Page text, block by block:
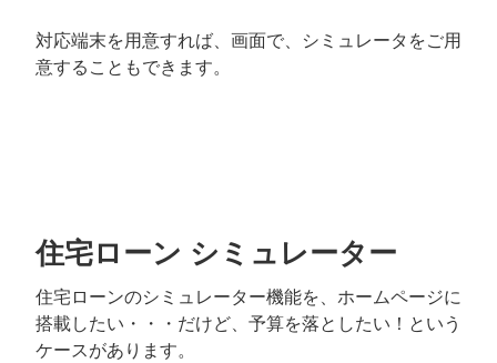
対応端末を用意すれば、画面で、シミュレータをご用
意することもできます。
住宅ローン シミュレーター
住宅ローンのシミュレーター機能を、ホームページに
搭載したい・・・だけど、予算を落としたい！という
ケースがあります。